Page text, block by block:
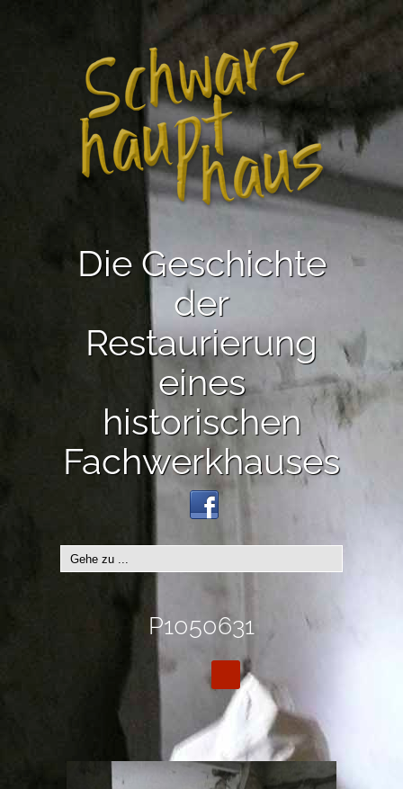
Die Geschichte
der
Restaurierung
eines
historischen
Fachwerkhauses
P1050631